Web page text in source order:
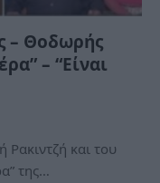
– Θοδωρής
– “Είναι
και του
της…